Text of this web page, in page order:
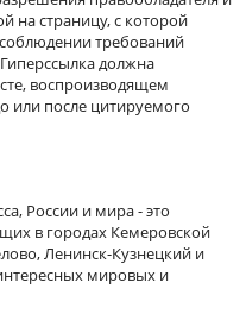
на страницу, с которой
требований
должна
воспроизводящем
или после цитируемого
России и мира - это
в городах Кемеровской
Ленинск-Кузнецкий и
мировых и